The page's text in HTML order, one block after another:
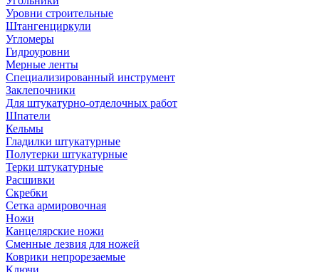
Уровни строительные
Штангенциркули
Угломеры
Гидроуровни
Мерные ленты
Специализированный инструмент
Заклепочники
Для штукатурно-отделочных работ
Шпатели
Кельмы
Гладилки штукатурные
Полутерки штукатурные
Терки штукатурные
Расшивки
Скребки
Сетка армировочная
Ножи
Канцелярские ножи
Сменные лезвия для ножей
Коврики непрорезаемые
Ключи